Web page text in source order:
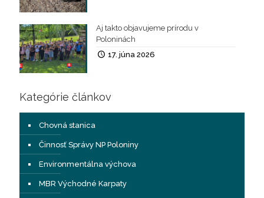
Aj takto objavujeme prírodu v
Poloninách
17. júna 2026
Kategórie článkov
Chovná stanica
Činnosť Správy NP Poloniny
Environmentálna výchova
MBR Východné Karpaty